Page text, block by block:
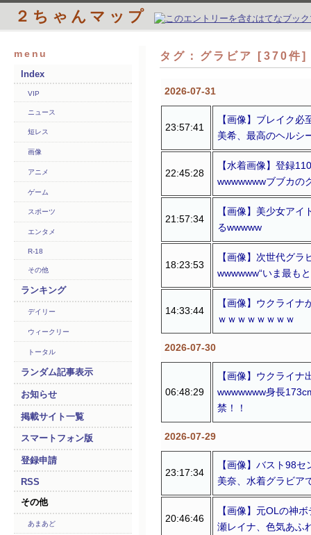
２ちゃんマップ
menu
Index
VIP
ニュース
短レス
画像
アニメ
ゲーム
スポーツ
エンタメ
R-18
その他
ランキング
デイリー
ウィークリー
トータル
ランダム記事表示
お知らせ
掲載サイト一覧
スマートフォン版
登録申請
RSS
その他
あまあど
タグ：グラビア [370件]
2026-07-31
23:57:41
【画像】ブレイク
美希、最高のヘルシ
22:45:28
【水着画像】登録
wwwwwwwブブカの
21:57:34
【画像】美少女ア
るwwwww
18:23:53
【画像】次世代グ
wwwwww“いま最も
14:33:44
【画像】ウクライ
ｗｗｗｗｗｗｗｗ
2026-07-30
06:48:29
【画像】ウクライ
wwwwwww身長
禁！！
2026-07-29
23:17:34
【画像】バスト98
美奈、水着グラビア
20:46:46
【画像】元OLの神
瀬レイナ、色気あふ